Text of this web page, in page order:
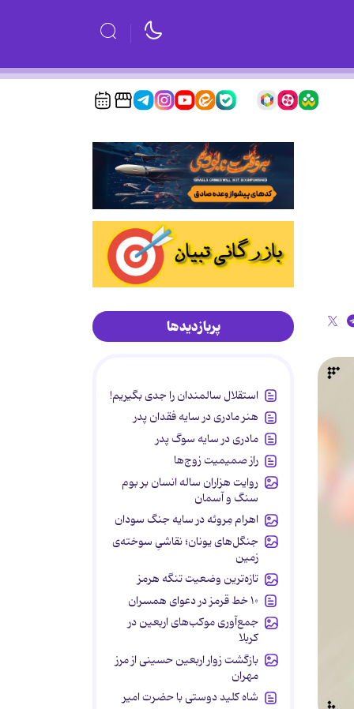
پربازدیدها
استقلال سالمندان را جدی بگیریم!
هنر مادری در سایه‌ فقدان پدر
مادری در سایه سوگ پدر
راز صمیمیت زوج‌ها
روایت هزاران ساله انسان بر بوم
سنگ و آسمان
اهرام مِروئه در سایه جنگ سودان
جنگل‌های یونان؛ نقاشیِ سوخته‌ی
زمین
تازه‌ترین وضعیت تنگه هرمز
۱۰ خط قرمز در دعوای همسران
جمع‌آوری موکب‌های اربعین در
کربلا
بازگشت زوار اربعین حسینی از مرز
مهران
شاه کلید دوستی با حضرت امیر